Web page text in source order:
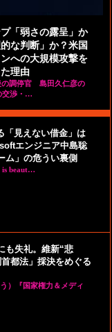
プ「弱さの露呈」か
的な判断」か？米国
への大規模攻撃を
理由
の調停官 島田久仁彦の
交渉・…
「見えない借金」は
エンジニア中島聡
ム」の危うい裏側
is beaut…
も失礼。維新“悲
都法」採決をめぐる
）『国家権力＆メディ